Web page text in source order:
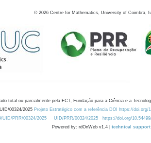
© 2026 Centre for Mathematics, University of Coimbra,
total ou parcialmente pela FCT, Fundação para a Ciência e a
UID/00324/2025 Projeto Estratégico com a referência DOI https://doi.org/
UID/PRR/00324/2025
UID/PRR/00324/2025 https://doi.org/
Powered by: rdOnWeb v1.4 | technical support